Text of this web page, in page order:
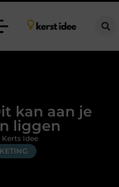
kan aan je
liggen
Idee